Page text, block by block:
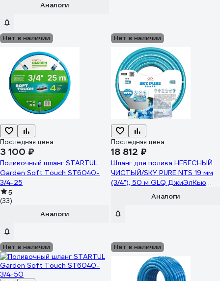
Аналоги
Нет в наличии
Последняя цена
3 100 ₽
Поливочный шланг STARTUL
Garden Soft Touch ST6040-
3/4-25
5
(33)
Аналоги
Нет в наличии
Последняя цена
18 812 ₽
Шланг для полива НЕБЕСНЫЙ
ЧИСТЫЙ/SKY PURE NTS 19 мм
(3/4"), 50 м GLQ ДжиЭлКью
.SKY PURE NTS 3/4" 50м
Аналоги
Нет в наличии Нет в наличии